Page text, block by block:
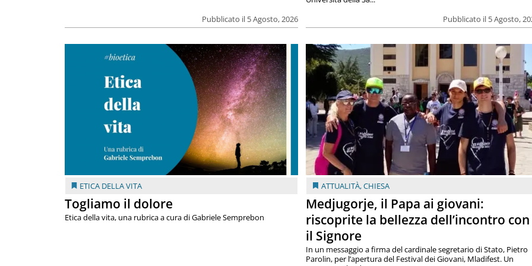
Pubblicato il 5 Agosto, 2026 Pubblicato il 5 Agosto,
ETICA DELLA VITA
Togliamo il dolore
Etica della vita, una rubrica a cura di Gabriele Semprebon
ATTUALITÀ,CHIESA
Medjugorje, il Papa ai giovani:
riscoprite la bellezza dell’incontro con
il Signore
In un messaggio a firma del cardinale segretario di Stato, Pietro
Parolin, per l’apertura del Festival dei Giovani, Mladifest. Un